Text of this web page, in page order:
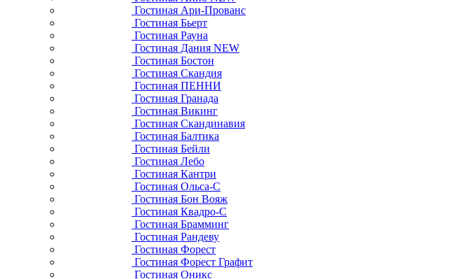
Гостиная Ари-Прованс
Гостиная Бьерт
Гостиная Рауна
Гостиная Дания NEW
Гостиная Бостон
Гостиная Скандия
Гостиная ПЕННИ
Гостиная Гранада
Гостиная Викинг
Гостиная Скандинавия
Гостиная Балтика
Гостиная Бейли
Гостиная Лебо
Гостиная Кантри
Гостиная Ольса-С
Гостиная Бон Вояж
Гостиная Квадро-С
Гостиная Брамминг
Гостиная Рандеву
Гостиная Форест
Гостиная Форест Графит
Гостиная Оникс